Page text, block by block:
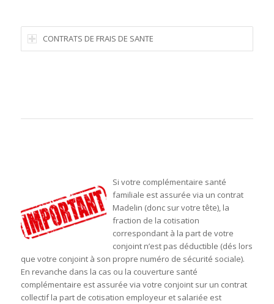
CONTRATS DE FRAIS DE SANTE
Si votre complémentaire santé
familiale est assurée via un contrat
Madelin (donc sur votre tête), la
fraction de la cotisation
correspondant à la part de votre
conjoint n’est pas déductible (dés lors
que votre conjoint à son propre numéro de sécurité sociale).
En revanche dans la cas ou la couverture santé
complémentaire est assurée via votre conjoint sur un contrat
collectif la part de cotisation employeur et salariée est